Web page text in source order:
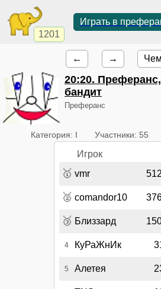
1201
Играть в
← →
20:20.
бандит
Преферанс
Категория: I Участники: 55
Игрок
🥇 vmr
🥈 comandor10
🥉 Близзард
4 КуРаЖнИк
5 Алетея